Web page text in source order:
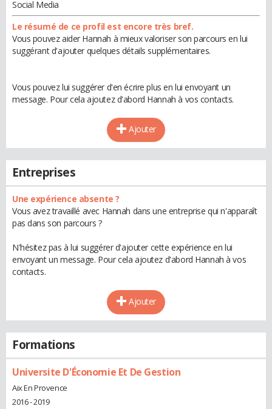
Social Media
Le résumé de ce profil est encore très bref.
Vous pouvez aider Hannah à mieux valoriser son parcours en lui
suggérant d'ajouter quelques détails supplémentaires.
Vous pouvez lui suggérer d'en écrire plus en lui envoyant un
message. Pour cela ajoutez d'abord Hannah à vos contacts.
Ajouter
Entreprises
Une expérience absente ?
Vous avez travaillé avec Hannah dans une entreprise qui n'apparaît
pas dans son parcours ?
N'hésitez pas à lui suggérer d'ajouter cette expérience en lui
envoyant un message. Pour cela ajoutez d'abord Hannah à vos
contacts.
Ajouter
Formations
Universite D'Économie Et De Gestion
Aix En Provence
2016 - 2019